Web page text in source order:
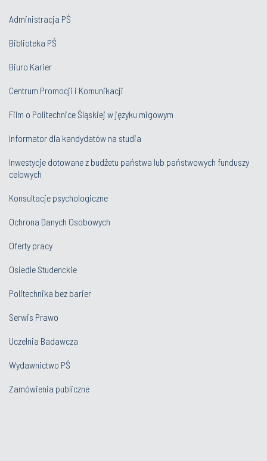
Administracja PŚ
Biblioteka PŚ
Biuro Karier
Centrum Promocji i Komunikacji
Film o Politechnice Śląskiej w języku migowym
Informator dla kandydatów na studia
Inwestycje dotowane z budżetu państwa lub państwowych funduszy
celowych
Konsultacje psychologiczne
Ochrona Danych Osobowych
Oferty pracy
Osiedle Studenckie
Politechnika bez barier
Serwis Prawo
Uczelnia Badawcza
Wydawnictwo PŚ
Zamówienia publiczne